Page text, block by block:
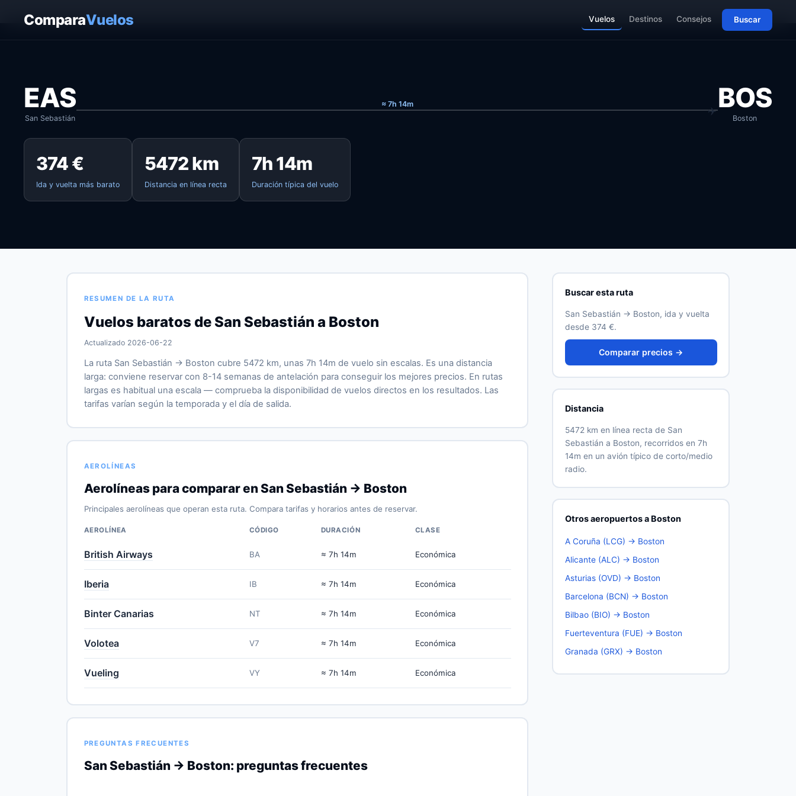
ComparaVuelos Vuelos Destinos Consejos Buscar
EAS
San Sebastián
≈ 7h 14m BOS
Boston
374 €
Ida y vuelta más barato
5472 km
Distancia en línea recta
7h 14m
Duración típica del vuelo
RESUMEN DE LA RUTA
Vuelos baratos de San Sebastián a Boston
Actualizado 2026-06-22
La ruta San Sebastián → Boston cubre 5472 km, unas 7h 14m de vuelo sin escalas. Es una distancia
larga: conviene reservar con 8-14 semanas de antelación para conseguir los mejores precios. En rutas
largas es habitual una escala — comprueba la disponibilidad de vuelos directos en los resultados. Las
tarifas varían según la temporada y el día de salida.
AEROLÍNEAS
Aerolíneas para comparar en San Sebastián → Boston
Principales aerolíneas que operan esta ruta. Compara tarifas y horarios antes de reservar.
AEROLÍNEA CÓDIGO DURACIÓN CLASE
British Airways BA ≈ 7h 14m Económica
Iberia IB ≈ 7h 14m Económica
Binter Canarias NT ≈ 7h 14m Económica
Volotea V7 ≈ 7h 14m Económica
Vueling VY ≈ 7h 14m Económica
PREGUNTAS FRECUENTES
San Sebastián → Boston: preguntas frecuentes
Buscar esta ruta
San Sebastián → Boston, ida y vuelta
desde 374 €.
Comparar precios →
Distancia
5472 km en línea recta de San
Sebastián a Boston, recorridos en 7h
14m en un avión típico de corto/medio
radio.
Otros aeropuertos a Boston
A Coruña (LCG) → Boston
Alicante (ALC) → Boston
Asturias (OVD) → Boston
Barcelona (BCN) → Boston
Bilbao (BIO) → Boston
Fuerteventura (FUE) → Boston
Granada (GRX) → Boston